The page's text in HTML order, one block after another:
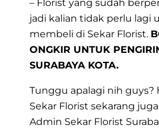
– Florist yang sudah
jadi kalian tidak perlu lagi
membeli di Sekar Florist.
ONGKIR UNTUK
SURABAYA KOTA.
Tunggu apalagi nih
Sekar Florist sekarang
Admin Sekar Florist